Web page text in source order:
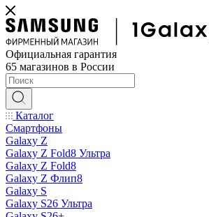
Официальная гарантия
65 магазинов в России
Каталог
Смартфоны
Galaxy Z
Galaxy Z Fold8 Ультра
Galaxy Z Fold8
Galaxy Z Флип8
Galaxy S
Galaxy S26 Ультра